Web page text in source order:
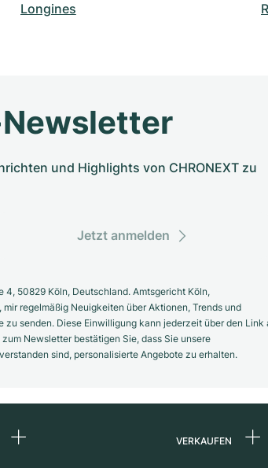
Longines
Newsletter
und Highlights von CHRONEXT zu
Jetzt anmelden
4, 50829 Köln, Deutschland. Amtsgericht Köln,
regelmäßig Neuigkeiten über Aktionen, Trends und
senden. Diese Einwilligung kann jederzeit über den Link
Newsletter bestätigen Sie, dass Sie unsere
sind, personalisierte Angebote zu erhalten.
VERKAUFEN